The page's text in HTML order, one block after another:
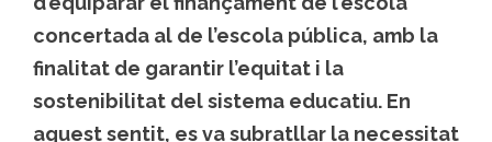
concertada al de l’escola pública, amb la
finalitat de garantir l’equitat i la
sostenibilitat del sistema educatiu. En
aquest sentit, es va subratllar la necessitat